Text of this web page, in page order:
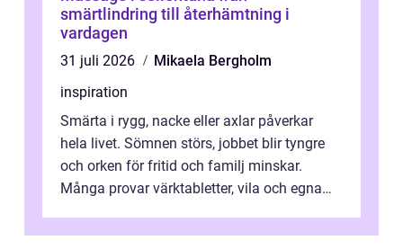
smärtlindring till återhämtning i
vardagen
31 juli 2026
Mikaela Bergholm
inspiration
Smärta i rygg, nacke eller axlar påverkar
hela livet. Sömnen störs, jobbet blir tyngre
och orken för fritid och familj minskar.
Många provar värktabletter, vila och egna